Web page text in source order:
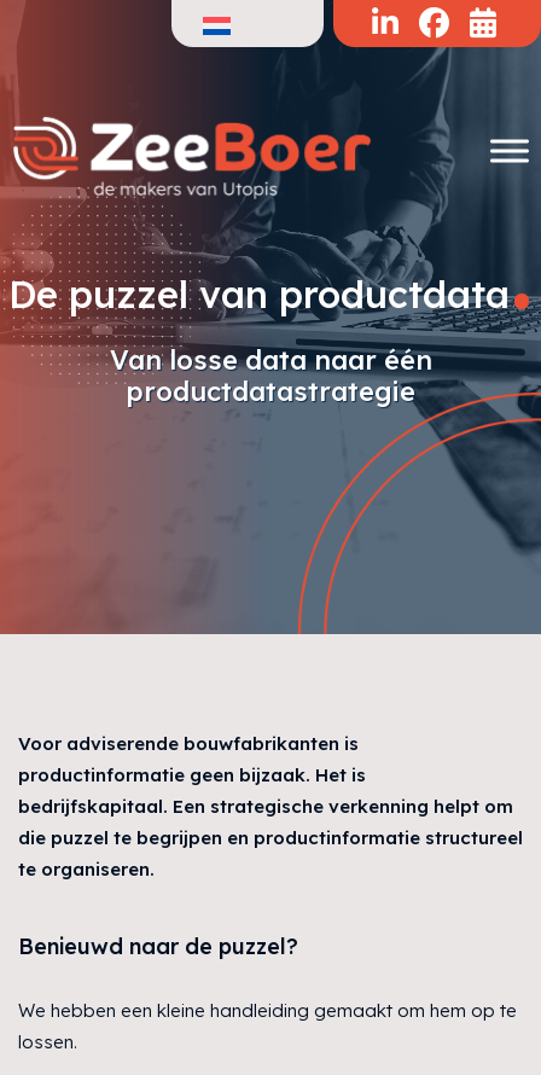
Doorgaan
De puzzel van productdata.
Van losse data naar één
productdatastrategie
Voor adviserende bouwfabrikanten is
productinformatie geen bijzaak. Het is
bedrijfskapitaal. Een strategische verkenning helpt om
die puzzel te begrijpen en productinformatie structureel
te organiseren.
Benieuwd naar de puzzel?
We hebben een kleine handleiding gemaakt om hem op te
lossen.